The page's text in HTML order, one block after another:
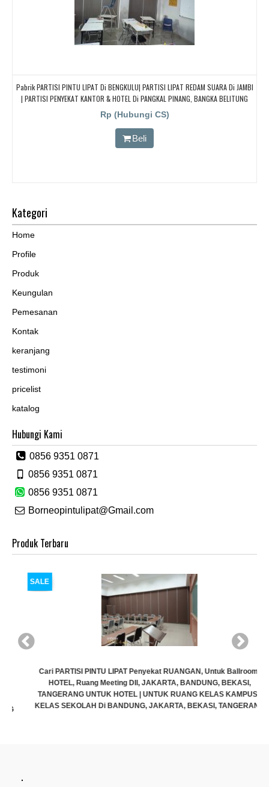
Pabrik PARTISI PINTU LIPAT Di BENGKULU| PARTISI LIPAT REDAM SUARA Di JAMBI
| PARTISI PENYEKAT KANTOR & HOTEL Di PANGKAL PINANG, BANGKA BELITUNG
Rp (Hubungi CS)
Beli
Kategori
Home
Profile
Produk
Keungulan
Pemesanan
Kontak
keranjang
testimoni
pricelist
katalog
Hubungi Kami
0856 9351 0871
0856 9351 0871
0856 9351 0871
Borneopintulipat@Gmail.com
Produk Terbaru
SALE
Cari PARTISI PINTU LIPAT Penyekat RUANGAN, Untuk Ballroom,
HOTEL, Ruang Meeting Dll, JAKARTA, BANDUNG, BEKASI,
TANGERANG UNTUK HOTEL | UNTUK RUANG KELAS KAMPUS |
KELAS SEKOLAH Di BANDUNG, JAKARTA, BEKASI, TANGERANG
.